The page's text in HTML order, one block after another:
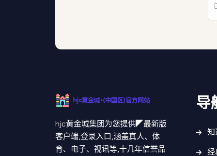
hjc黄金城集团为您提供◤最新版
客户端,登录入口,涵盖真人、体
育、电子、视讯等,十几年信誉品
导
经